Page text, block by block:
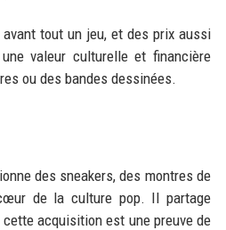
tout un jeu, et des prix aussi
valeur culturelle et financière
ou des bandes dessinées.
des sneakers, des montres de
de la culture pop. Il partage
acquisition est une preuve de